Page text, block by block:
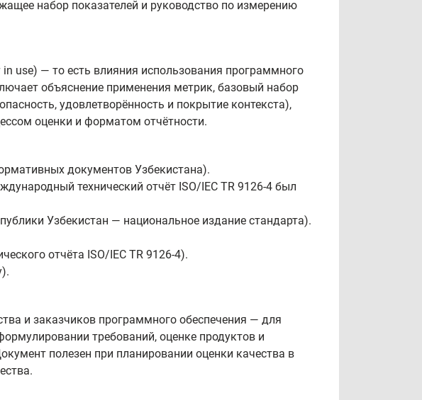
набор показателей и руководство по измерению
use) — то есть влияния использования программного
объяснение применения метрик, базовый набор
удовлетворённость и покрытие контекста),
оценки и форматом отчётности.
документов Узбекистана).
технический отчёт ISO/IEC TR 9126-4 был
Узбекистан — национальное издание стандарта).
отчёта ISO/IEC TR 9126-4).
и заказчиков программного обеспечения — для
требований, оценке продуктов и
полезен при планировании оценки качества в